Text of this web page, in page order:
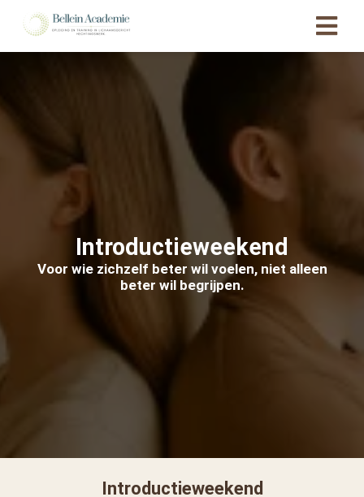
Introductieweekend
Voor wie zichzelf beter wil voelen, niet alleen
beter wil begrijpen.
Introductieweekend